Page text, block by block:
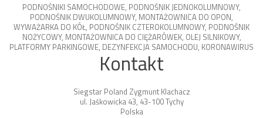
PODNOŚNIKI SAMOCHODOWE, PODNOŚNIK JEDNOKOLUMNOWY,
PODNOŚNIK DWUKOLUMNOWY, MONTAŻOWNICA DO OPON,
WYWAŻARKA DO KÓŁ, PODNOŚNIK CZTEROKOLUMNOWY, PODNOŚNIK
NOŻYCOWY, MONTAŻOWNICA DO CIĘŻARÓWEK, OLEJ SILNIKOWY,
PLATFORMY PARKINGOWE, DEZYNFEKCJA SAMOCHODU, KORONAWIRUS
Kontakt
Siegstar Poland Zygmunt Klachacz
ul. Jaśkowicka 43, 43-100 Tychy
Polska